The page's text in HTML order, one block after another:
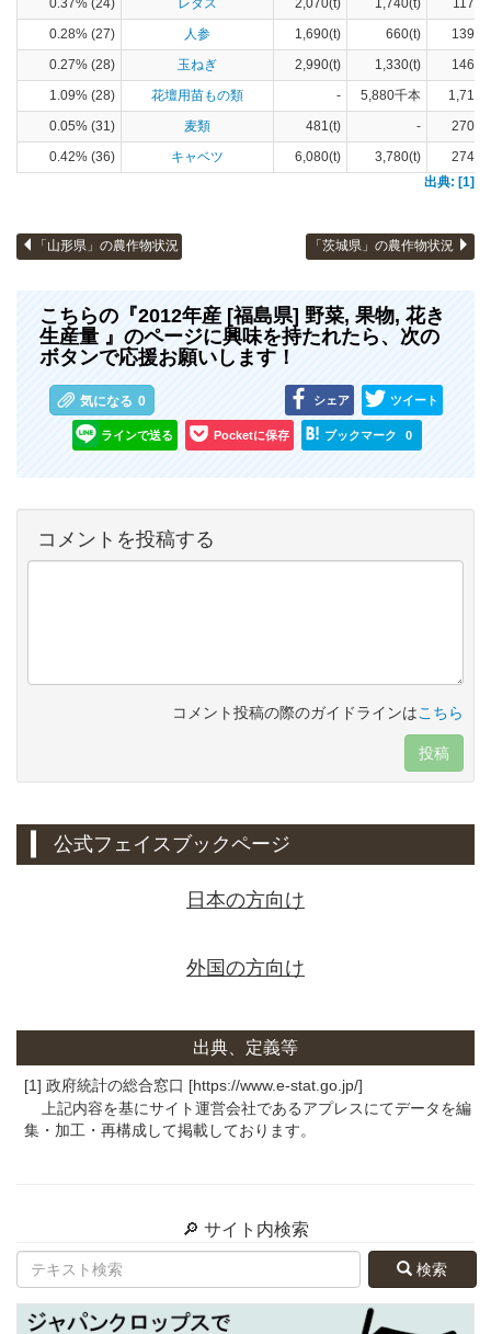
0.37% (24) レタス 2,070(t) 1,740(t)
0.28% (27)
人参 1,690(t) 660(t)
0.27% (28)
玉ねぎ 2,990(t) 1,330(t)
1.09% (28)
花壇用苗もの類 - 5,880千本
0.05% (31)
麦類 481(t) -
0.42% (36)
キャベツ 6,080(t) 3,780(t)
出典: [1]
「山形県」の農作物状況 「茨城県」の農作物状況
こちらの『2012年産 [福島県] 野菜, 果物, 花き
生産量 』のページに興味を持たれたら、次の
ボタンで応援お願いします！
気になる 0 シェア ツイート
ラインで送る Pocketに保存 ブックマーク 0
コメントを投稿する
コメント投稿の際のガイドラインはこちら
投稿
公式フェイスブックページ
日本の方向け
外国の方向け
出典、定義等
[1] 政府統計の総合窓口 [https://www.e-stat.go.jp/]
上記内容を基にサイト運営会社であるアプレスにてデータを編
集・加工・再構成して掲載しております。
🔎 サイト内検索
検索